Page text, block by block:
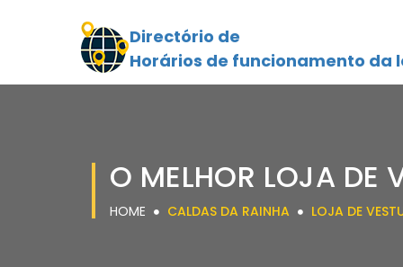
Directório de
Horários de funcionamento da
O MELHOR LOJA DE
HOME CALDAS DA RAINHA LOJA DE